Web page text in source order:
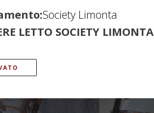
Society Limonta
LETTO SOCIETY LIMONTA